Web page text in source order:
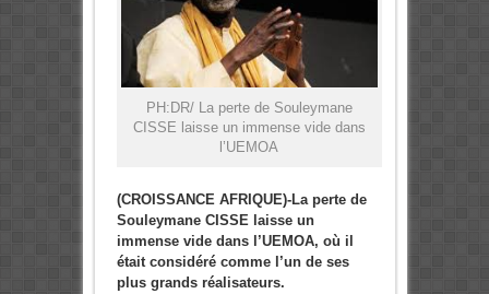
PH:DR/ La perte de Souleymane
CISSE laisse un immense vide dans
l’UEMOA
(CROISSANCE AFRIQUE)-La perte de
Souleymane CISSE laisse un
immense vide dans l’UEMOA, où il
était considéré comme l’un de ses
plus grands réalisateurs.